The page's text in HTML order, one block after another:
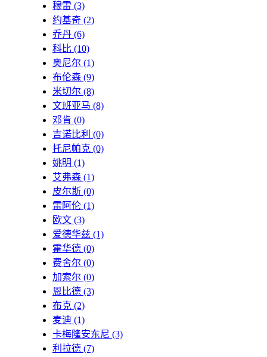
穆雷 (3)
约基奇 (2)
乔丹 (6)
科比 (10)
奥尼尔 (1)
布伦森 (9)
米切尔 (8)
文班亚马 (8)
邓肯 (0)
吉诺比利 (0)
托尼帕克 (0)
姚明 (1)
艾弗森 (1)
皮尔斯 (0)
雷阿伦 (1)
欧文 (3)
爱德华兹 (1)
霍华德 (0)
费舍尔 (0)
加索尔 (0)
恩比德 (3)
布克 (2)
麦迪 (1)
卡梅隆安东尼 (3)
利拉德 (7)